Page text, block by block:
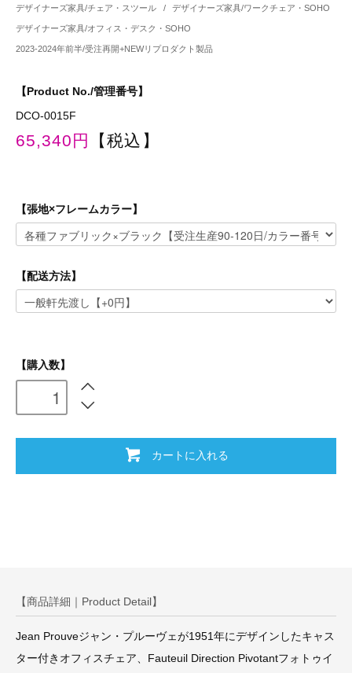
デザイナーズ家具/チェア・スツール / デザイナーズ家具/ワークチェア・SOHO
デザイナーズ家具/オフィス・デスク・SOHO
2023-2024年前半/受注再開+NEWリプロダクト製品
【Product No./管理番号】
DCO-0015F
65,340円 【税込】
【張地×フレームカラー】
【配送方法】
【購入数】
カートに入れる
【商品詳細｜Product Detail】
Jean Prouveジャン・プルーヴェが1951年にデザインしたキャス
ター付きオフィスチェア、Fauteuil Direction Pivotantフォトゥイ